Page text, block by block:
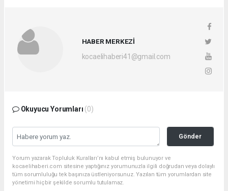
HABER MERKEZİ
kocaelihaberi41@gmail.com
Okuyucu Yorumları (0)
Gönder
Yorum yazarak Topluluk Kuralları’nı kabul etmiş bulunuyor ve
kocaelihaberi.com sitesine yaptığınız yorumunuzla ilgili doğrudan veya dolaylı
tüm sorumluluğu tek başınıza üstleniyorsunuz. Yazılan tüm yorumlardan site
yönetimi hiçbir şekilde sorumlu tutulamaz.